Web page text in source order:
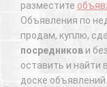
разместите
Объявления по
продам, куплю,
посредников и
оставить и найти
доске объявлений.